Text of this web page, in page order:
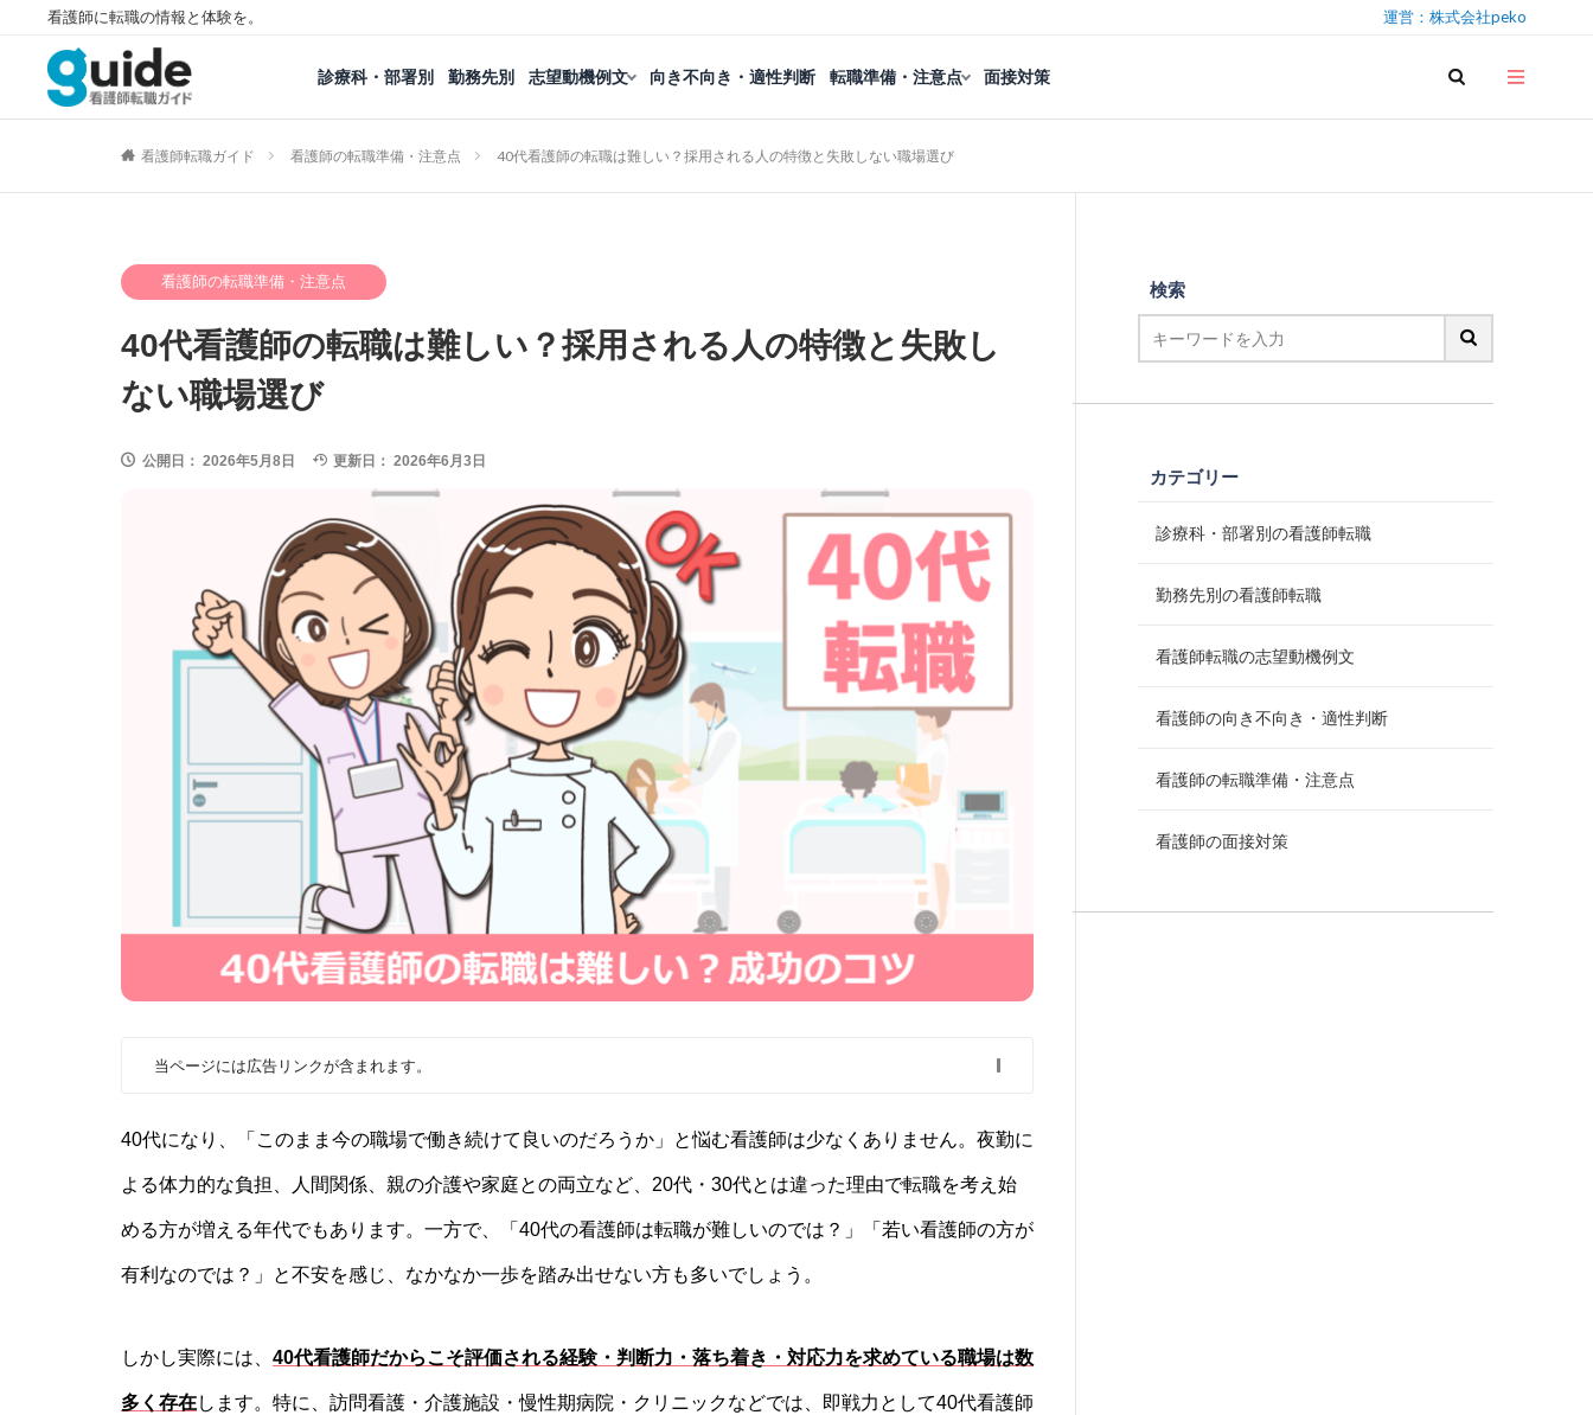
看護師に転職の情報と体験を。 運営：株式会社peko
診療科・部署別 勤務先別 志望動機例文 向き不向き・適性判断 転職準備・注意点 面接対策
看護師転職ガイド 看護師の転職準備・注意点 40代看護師の転職は難しい？採用される人の特徴と失敗しない職場選び
看護師の転職準備・注意点
40代看護師の転職は難しい？採用される人の特徴と失敗し
ない職場選び
公開日： 2026年5月8日 更新日： 2026年6月3日
当ページには広告リンクが含まれます。
40代になり、「このまま今の職場で働き続けて良いのだろうか」と悩む看護師は少なくありません。夜勤に
よる体力的な負担、人間関係、親の介護や家庭との両立など、20代・30代とは違った理由で転職を考え始
める方が増える年代でもあります。一方で、「40代の看護師は転職が難しいのでは？」「若い看護師の方が
有利なのでは？」と不安を感じ、なかなか一歩を踏み出せない方も多いでしょう。
しかし実際には、 40代看護師だからこそ評価される経験・判断力・落ち着き・対応力を求めている職場は数
多く存在します。特に、訪問看護・介護施設・慢性期病院・クリニックなどでは、即戦力として40代看護師
検索
カテゴリー
診療科・部署別の看護師転職
勤務先別の看護師転職
看護師転職の志望動機例文
看護師の向き不向き・適性判断
看護師の転職準備・注意点
看護師の面接対策